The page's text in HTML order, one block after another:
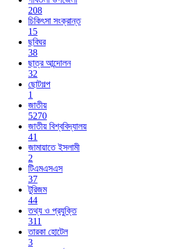
208
চিকিৎসা সংক্রান্ত
15
ছবিঘর
38
ছাত্র আন্দোলন
32
ছোটগল্প
1
জাতীয়
5270
জাতীয় বিশ্ববিদ্যালয়
41
জামায়াতে ইসলামী
2
টিএমএসএস
37
টুরিজম
44
তথ্য ও প্রযুক্তি
311
তারকা হোটেল
3